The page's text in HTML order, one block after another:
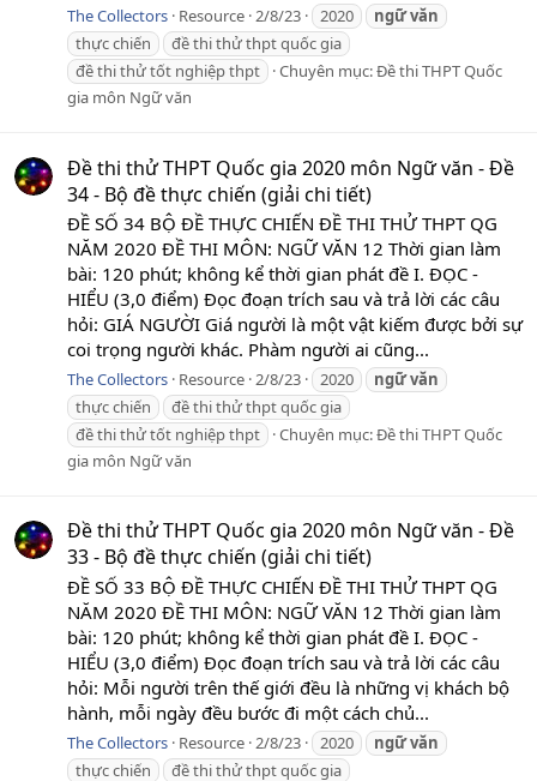
The Collectors Resource 2/8/23 2020 ngữvăn
thực chiến
đề thi thử thpt quốc gia
đề thi thử tốt nghiệp thpt
Chuyên mục:Đề thi THPT Quốc
gia môn Ngữ văn
Đề thi thử THPT Quốc gia 2020 môn Ngữ văn - Đề
34 - Bộ đề thực chiến (giải chi tiết)
ĐỀ SỐ 34 BỘ ĐỀ THỰC CHIẾN ĐỀ THI THỬ THPT QG
NĂM 2020 ĐỀ THI MÔN: NGỮ VĂN 12 Thời gian làm
bài: 120 phút; không kể thời gian phát đề I. ĐỌC -
HIỂU (3,0 điểm) Đọc đoạn trích sau và trả lời các câu
hỏi: GIÁ NGƯỜI Giá người là một vật kiếm được bởi sự
coi trọng người khác. Phàm người ai cũng...
The Collectors Resource 2/8/23 2020 ngữvăn
thực chiến
đề thi thử thpt quốc gia
đề thi thử tốt nghiệp thpt
Chuyên mục:Đề thi THPT Quốc
gia môn Ngữ văn
Đề thi thử THPT Quốc gia 2020 môn Ngữ văn - Đề
33 - Bộ đề thực chiến (giải chi tiết)
ĐỀ SỐ 33 BỘ ĐỀ THỰC CHIẾN ĐỀ THI THỬ THPT QG
NĂM 2020 ĐỀ THI MÔN: NGỮ VĂN 12 Thời gian làm
bài: 120 phút; không kể thời gian phát đề I. ĐỌC -
HIỂU (3,0 điểm) Đọc đoạn trích sau và trả lời các câu
hỏi: Mỗi người trên thế giới đều là những vị khách bộ
hành, mỗi ngày đều bước đi một cách chủ...
The Collectors Resource 2/8/23 2020 ngữvăn
thực chiến
đề thi thử thpt quốc gia